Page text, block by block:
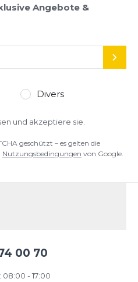
Angebote &
Divers
und akzeptiere sie.
geschützt – es gelten die
Nutzungsbedingungen von Google.
00 70
- 17:00